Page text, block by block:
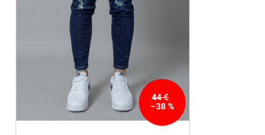
44 €
–38 %